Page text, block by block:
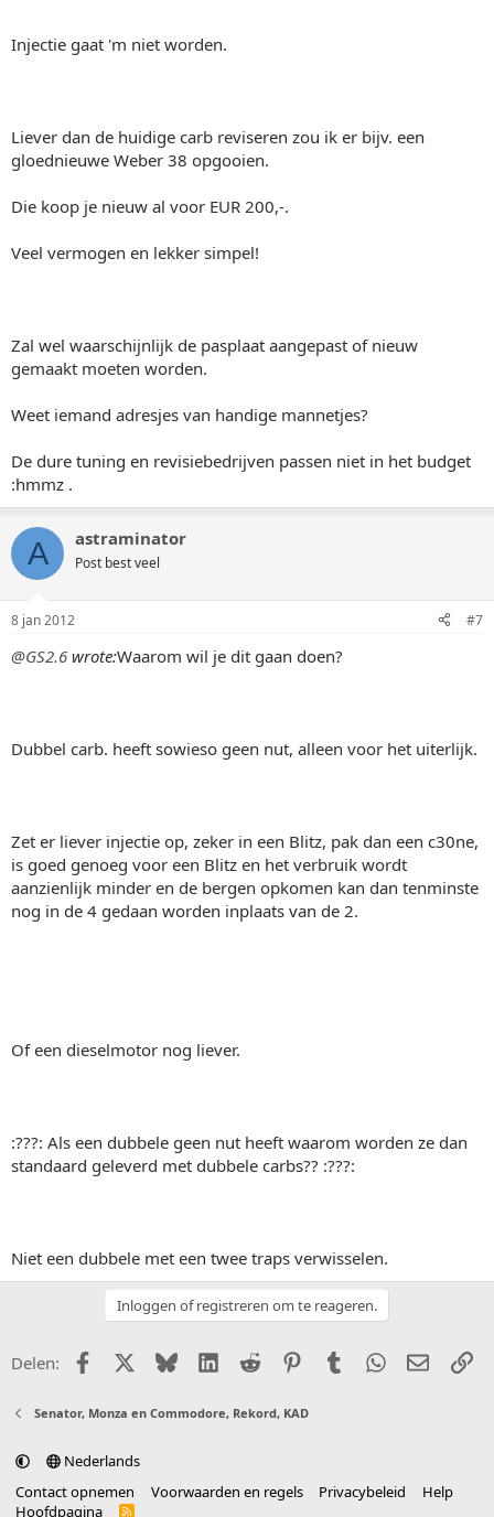
Injectie gaat 'm niet worden.
Liever dan de huidige carb reviseren zou ik er bijv. een
gloednieuwe Weber 38 opgooien.
Die koop je nieuw al voor EUR 200,-.
Veel vermogen en lekker simpel!
Zal wel waarschijnlijk de pasplaat aangepast of nieuw
gemaakt moeten worden.
Weet iemand adresjes van handige mannetjes?
De dure tuning en revisiebedrijven passen niet in het budget
:hmmz .
A astraminator
Post best veel
8 jan 2012 #7
@GS2.6 wrote:Waarom wil je dit gaan doen?
Dubbel carb. heeft sowieso geen nut, alleen voor het uiterlijk.
Zet er liever injectie op, zeker in een Blitz, pak dan een c30ne,
is goed genoeg voor een Blitz en het verbruik wordt
aanzienlijk minder en de bergen opkomen kan dan tenminste
nog in de 4 gedaan worden inplaats van de 2.
Of een dieselmotor nog liever.
:???: Als een dubbele geen nut heeft waarom worden ze dan
standaard geleverd met dubbele carbs?? :???:
Niet een dubbele met een twee traps verwisselen.
Inloggen of registreren om te reageren.
Delen: FacebookX (Twitter)
BlueskyLinkedIn
Reddit PinterestTumblr WhatsApp
E-mail
Senator, Monza en Commodore, Rekord, KAD
Nederlands
Contact opnemen
Voorwaarden en regels Privacybeleid
Help
Hoofdpagina
R